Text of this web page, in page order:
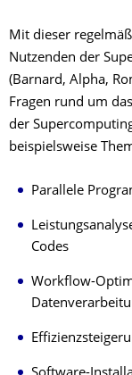
Mit dieser
Nutzenden der
(Barnard, Alpha,
Fragen rund um
der
beispielsweise
Parallele
Codes
Workflow-